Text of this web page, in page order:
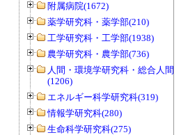
附属病院(1672)
薬学研究科・薬学部(210)
工学研究科・工学部(1938)
農学研究科・農学部(736)
人間・環境学研究科・総合人間学部
(1206)
エネルギー科学研究科(319)
情報学研究科(280)
生命科学研究科(275)